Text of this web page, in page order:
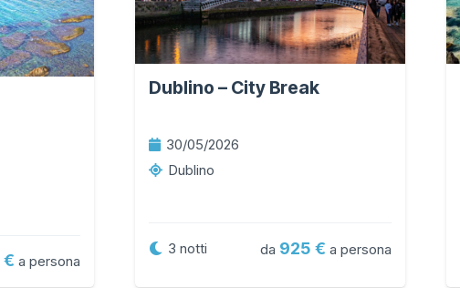
a persona
Dublino – City Break
30/05/2026
Dublino
3 notti da 925 a persona